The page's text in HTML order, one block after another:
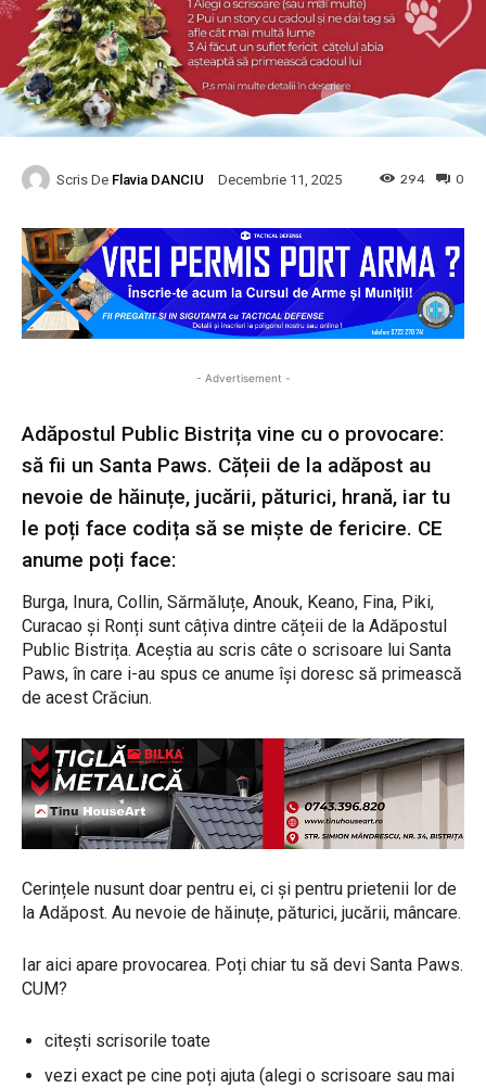
Scris De Flavia DANCIU Decembrie 11, 2025 0
294
- Advertisement -
Adăpostul Public Bistrița vine cu o provocare:
să fii un Santa Paws. Cățeii de la adăpost au
nevoie de hăinuțe, jucării, păturici, hrană, iar tu
le poți face codița să se miște de fericire. CE
anume poți face:
Burga, Inura, Collin, Sărmăluțe, Anouk, Keano, Fina, Piki,
Curacao și Ronți sunt câțiva dintre cățeii de la Adăpostul
Public Bistrița. Aceștia au scris câte o scrisoare lui Santa
Paws, în care i-au spus ce anume își doresc să primească
de acest Crăciun.
Cerințele nusunt doar pentru ei, ci și pentru prietenii lor de
la Adăpost. Au nevoie de hăinuțe, păturici, jucării, mâncare.
Iar aici apare provocarea. Poți chiar tu să devi Santa Paws.
CUM?
citești scrisorile toate
vezi exact pe cine poți ajuta (alegi o scrisoare sau mai